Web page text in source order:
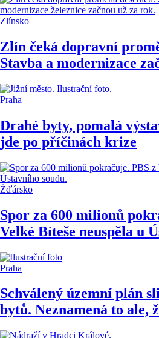
Zlínsko
Zlín čeká dopravní
Stavba a modernizace
Praha
Drahé byty, pomalá
jde po příčinách krize
Žďársko
Spor za 600 milionů
Velké Bíteše neuspěla u
Praha
Schválený územní plán
bytů. Neznamená to ale,